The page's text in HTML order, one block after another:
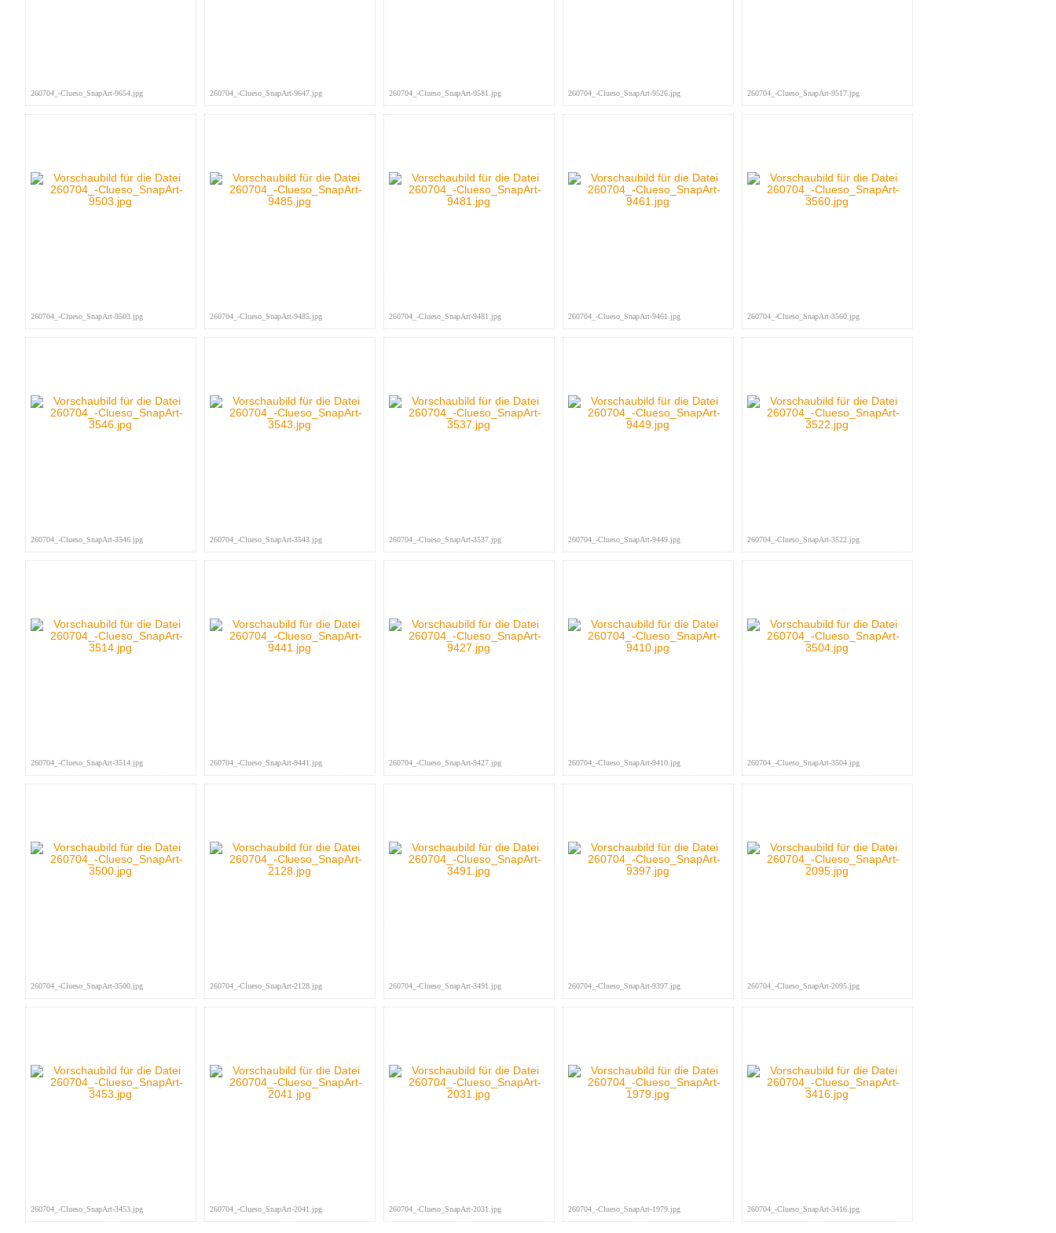
260704_-Clueso_SnapArt-9654.jpg 260704_-Clueso_SnapArt-9647.jpg 260704_-Clueso_SnapArt-9581.jpg 260704_-Clueso_SnapArt-9526.jpg 260704_-Clueso_SnapArt-9517.jpg
260704_-Clueso_SnapArt-9503.jpg 260704_-Clueso_SnapArt-9485.jpg 260704_-Clueso_SnapArt-9481.jpg 260704_-Clueso_SnapArt-9461.jpg 260704_-Clueso_SnapArt-3560.jpg
260704_-Clueso_SnapArt-3546.jpg 260704_-Clueso_SnapArt-3543.jpg 260704_-Clueso_SnapArt-3537.jpg 260704_-Clueso_SnapArt-9449.jpg 260704_-Clueso_SnapArt-3522.jpg
260704_-Clueso_SnapArt-3514.jpg 260704_-Clueso_SnapArt-9441.jpg 260704_-Clueso_SnapArt-9427.jpg 260704_-Clueso_SnapArt-9410.jpg 260704_-Clueso_SnapArt-3504.jpg
260704_-Clueso_SnapArt-3500.jpg 260704_-Clueso_SnapArt-2128.jpg 260704_-Clueso_SnapArt-3491.jpg 260704_-Clueso_SnapArt-9397.jpg 260704_-Clueso_SnapArt-2095.jpg
260704_-Clueso_SnapArt-3453.jpg 260704_-Clueso_SnapArt-2041.jpg 260704_-Clueso_SnapArt-2031.jpg 260704_-Clueso_SnapArt-1979.jpg 260704_-Clueso_SnapArt-3416.jpg